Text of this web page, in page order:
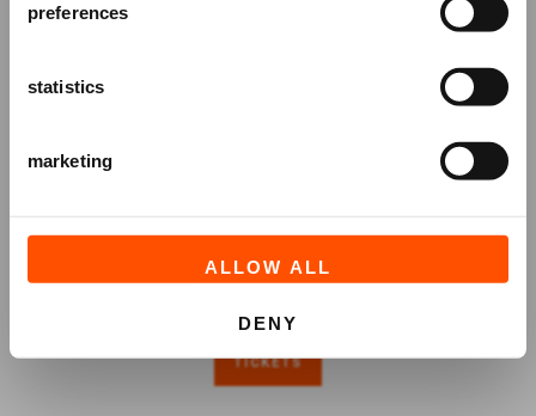
preferences
statistics
marketing
ALLOW ALL
DENY
TICKETS